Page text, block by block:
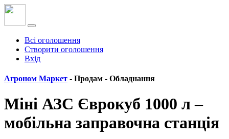
Всі оголошення
Створити оголошення
Вхід
Агроном Маркет - Продам - Обладнання
Міні АЗС Єврокуб 1000 л –
мобільна заправочна станція